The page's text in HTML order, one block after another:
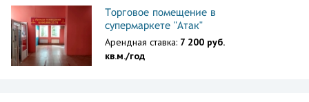
Торговое помещение в
супермаркете "Атак"
Арендная ставка: 7 200 руб.
кв.м./год